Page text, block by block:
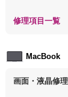
【ノートパソ
【ノートパソコ
修理項目一覧
【ノートパソ
MacBook
画面・液晶修理